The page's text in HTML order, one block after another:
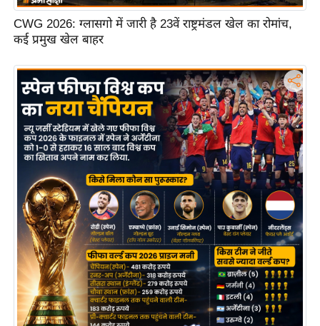
मा
तृ
भू
मि
स्तं
भ
आ
ई
.
चा
य
CWG 2026: ग्लासगो में जारी है 23वें राष्ट्रमंडल खेल का रोमांच,
कई प्रमुख खेल बाहर